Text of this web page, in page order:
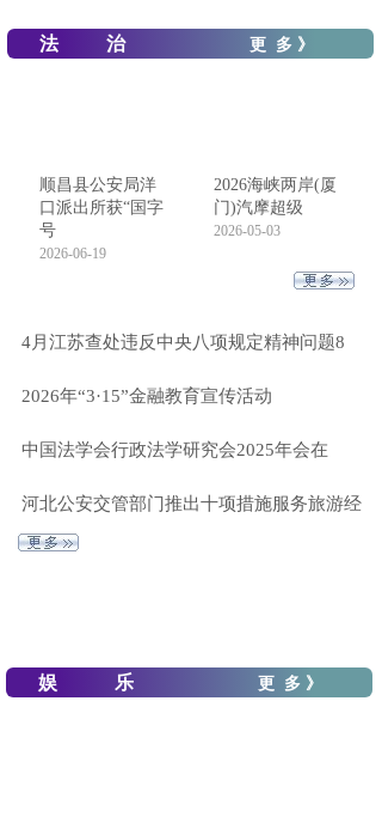
法 治 更 多 》
顺昌县公安局洋
口派出所获“国字
号
2026-06-19
2026海峡两岸(厦
门)汽摩超级
2026-05-03
4月江苏查处违反中央八项规定精神问题8
2026年“3·15”金融教育宣传活动
中国法学会行政法学研究会2025年会在
河北公安交管部门推出十项措施服务旅游经
娱 乐 更 多 》